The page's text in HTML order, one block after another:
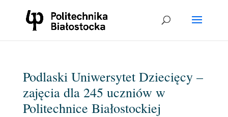
Podlaski Uniwersytet Dziecięcy –
zajęcia dla 245 uczniów w
Politechnice Białostockiej